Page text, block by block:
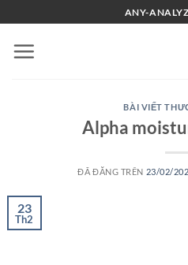
đến
nội
ANY-
BÀI VIẾT
Alpha
ĐÃ ĐĂNG TRÊN 23/02/
23
Th2